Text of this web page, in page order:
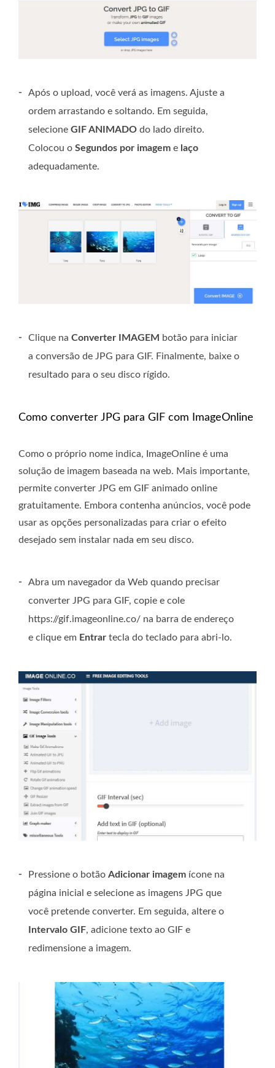
-
Após o upload, você verá as imagens. Ajuste a
ordem arrastando e soltando. Em seguida,
selecione GIF ANIMADO do lado direito.
Colocou o Segundos por imagem e laço
adequadamente.
- Clique na Converter IMAGEM botão para iniciar
a conversão de JPG para GIF. Finalmente, baixe o
resultado para o seu disco rígido.
Como converter JPG para GIF com ImageOnline
Como o próprio nome indica, ImageOnline é uma
solução de imagem baseada na web. Mais importante,
permite converter JPG em GIF animado online
gratuitamente. Embora contenha anúncios, você pode
usar as opções personalizadas para criar o efeito
desejado sem instalar nada em seu disco.
-
Abra um navegador da Web quando precisar
converter JPG para GIF, copie e cole
https://gif.imageonline.co/ na barra de endereço
e clique em Entrar tecla do teclado para abri-lo.
- Pressione o botão Adicionar imagem ícone na
página inicial e selecione as imagens JPG que
você pretende converter. Em seguida, altere o
Intervalo GIF, adicione texto ao GIF e
redimensione a imagem.